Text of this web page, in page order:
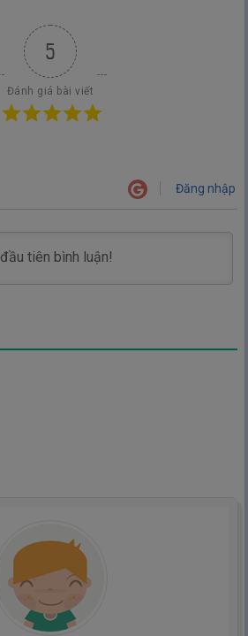
5
Đánh giá bài viết
Đăng nhập